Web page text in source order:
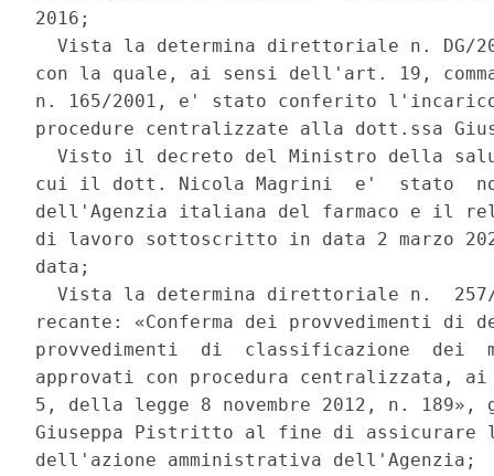
2016;
Vista la determina direttoriale n. DG/
con la quale, ai sensi dell'art. 19,
n. 165/2001, e' stato conferito
procedure centralizzate alla dott.ssa
Visto il decreto del Ministro della
cui il dott. Nicola Magrini  e'  stato
dell'Agenzia italiana del farmaco e il
di lavoro sottoscritto in data 2 marzo
data;
Vista la determina direttoriale n.
recante: «Conferma dei provvedimenti di
provvedimenti  di  classificazione  dei
approvati con procedura centralizzata,
5, della legge 8 novembre 2012, n.
Giuseppa Pistritto al fine di
dell'azione amministrativa dell'Agenzia;